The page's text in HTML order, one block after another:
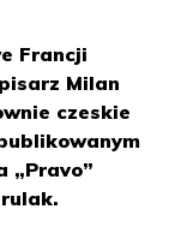
Francji
Milan
czeskie
„Pravo”